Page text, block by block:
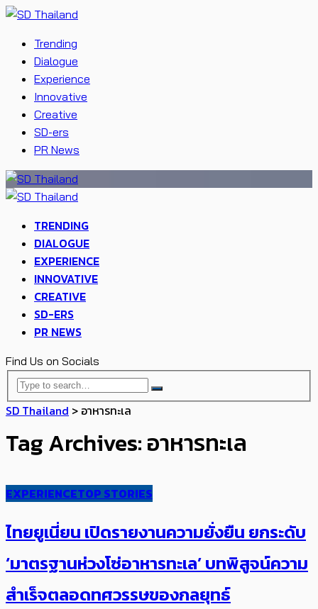
Trending
Dialogue
Experience
Innovative
Creative
SD-ers
PR News
TRENDING
DIALOGUE
EXPERIENCE
INNOVATIVE
CREATIVE
SD-ERS
PR NEWS
Find Us on Socials
SD Thailand > อาหารทะเล
Tag Archives: อาหารทะเล
EXPERIENCETOP STORIES
ไทยยูเนี่ยน เปิดรายงานความยั่งยืน ยกระดับ
‘มาตรฐานห่วงโซ่อาหารทะเล’ บทพิสูจน์ความ
สำเร็จตลอดทศวรรษของกลยุทธ์